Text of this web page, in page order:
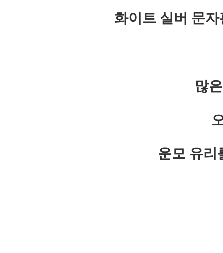
화이트 실버 문
많
운모 유리